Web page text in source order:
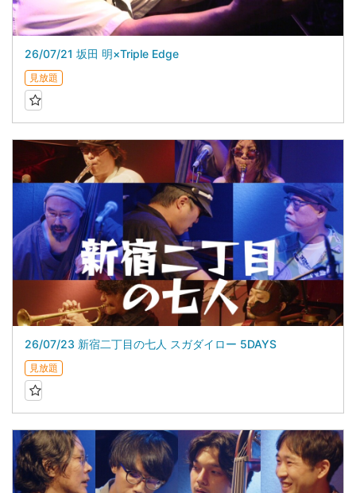
26/07/21 坂田 明×Triple Edge
見放題
26/07/23 新宿二丁目の七人 スガダイロー 5DAYS
見放題